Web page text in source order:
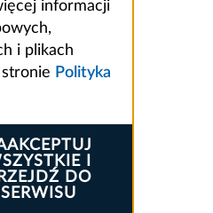
informacji
i plikach
Polityka
I
DO
SERWISU